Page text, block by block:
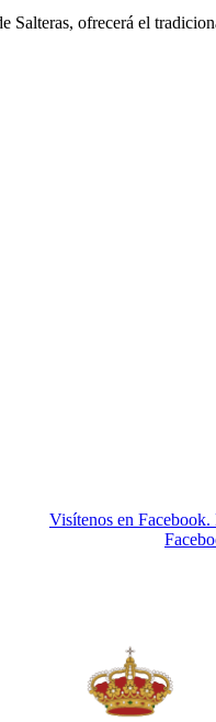
Salteras, ofrecerá el
Visítenos en